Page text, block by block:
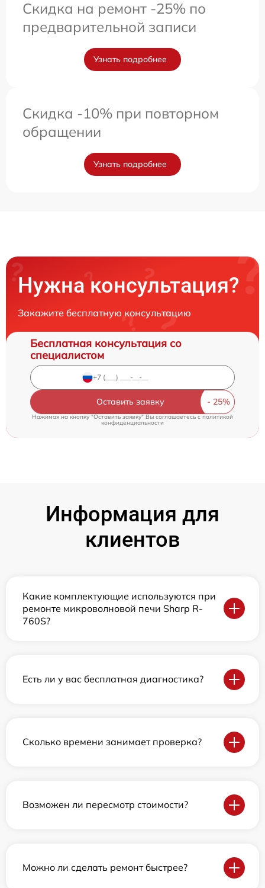
Скидка на ремонт -25% по
предварительной записи
Узнать подробнее
Скидка -10% при повторном
обращении
Узнать подробнее
Нужна консультация?
Закажите бесплатную консультацию
Бесплатная консультация со
специалистом
Оставить заявку
Нажимая на кнопку "Оставить заявку" Вы соглашаетесь cполитикой
конфиденциальности
Информация для
клиентов
Какие комплектующие используются при
ремонте микроволновой печи Sharp R-
760S?
Есть ли у вас бесплатная диагностика?
Сколько времени занимает проверка?
Возможен ли пересмотр стоимости?
Можно ли сделать ремонт быстрее?